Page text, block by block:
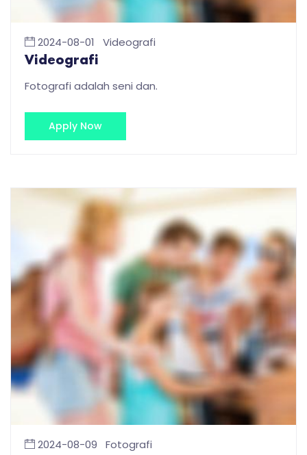
2024-08-01 Videografi
Videografi
Fotografi adalah seni dan.
Apply Now
2024-08-09 Fotografi